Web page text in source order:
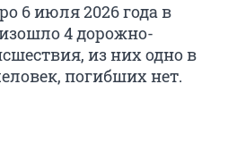
6 июля 2026 года в
4 дорожно-
из них одно в
погибших нет.